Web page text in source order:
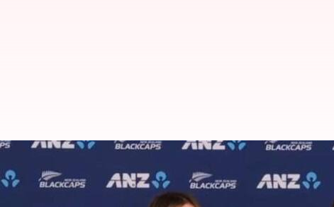
New zealand-World Cup-T20:
వ్రాసిన వారు Stalin Apr 29, 2024 02:39 pm